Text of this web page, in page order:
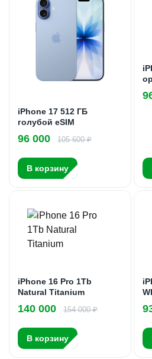
iPhone 17 512 ГБ
голубой eSIM
96 000 105 600 ₽
В корзину
iPhone 16 Pro 1Tb
Natural Titanium
140 000 154 000 ₽
В корзину